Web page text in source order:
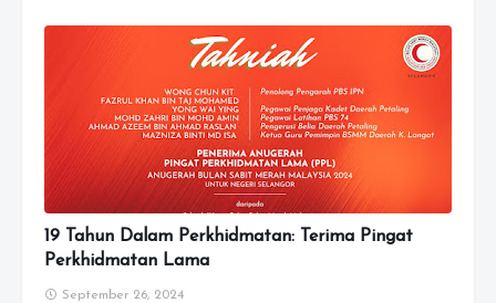
19 Tahun Dalam Perkhidmatan: Terima Pingat
Perkhidmatan Lama
September 26, 2024